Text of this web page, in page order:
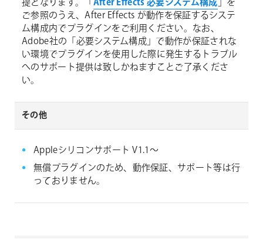
提となります。「 After Effects 必要システム構成 」を
ご参照のうえ、After Effects が動作を保証するシステ
ム構成内でプラグインをご利用ください。なお、
Adobe社の「必要システム構成」で動作が保証されな
い環境でプラグインを使用した際に発生するトラブル
へのサポート提供は致しかねますことご了承くださ
い。
その他
Appleシリコンサポート V1.1～
無償プラグインのため、動作保証、サポート等は行
っておりません。